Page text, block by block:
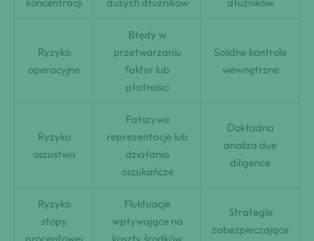
Ryzyko
operacyjne
Błędy w
przetwarzaniu
faktur lub
płatności
Solidne kontrole
wewnętrzne
Ryzyko
oszustwa
Fałszywe
reprezentacje lub
działania
oszukańcze
Dokładna
analiza due
diligence
Ryzyko
stopy
Fluktuacje
wpływające na
Strategie
zabezpieczające